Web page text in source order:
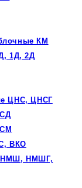
КМ
1Д, 2Д
ЦНС, ЦНСГ
ВКО
НМШ, НМШГ,